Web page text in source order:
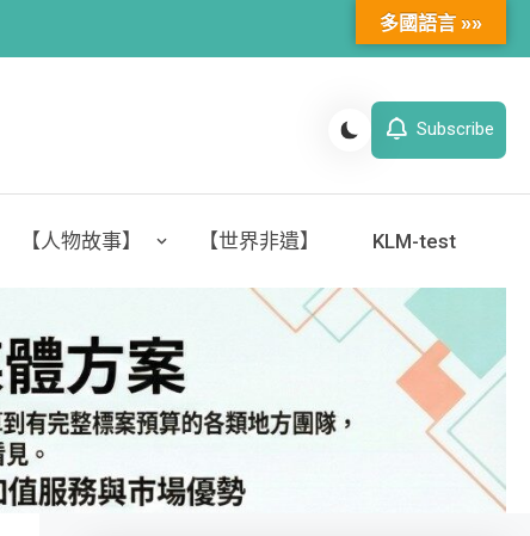
Subscribe
【人物故事】 【世界非遺】 KLM-test
多國語言 »»